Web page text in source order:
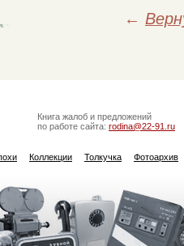
←
Книга жалоб и предложений
по работе сайта: rodina@22-91.ru
Коллекции Толкучка Фотоархив